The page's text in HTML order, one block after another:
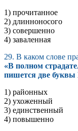
1) прочитанное
2) длинноносого
3) совершенно
4) заваленная
29. В каком слове
«В полном
пишется две буквы
1) районных
2) ухоженный
3) единственный
4) повышенно